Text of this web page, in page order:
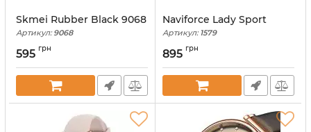
Skmei Rubber Black 9068
Артикул:9068
595 грн
Naviforce Lady Sport
Артикул:1579
895 грн